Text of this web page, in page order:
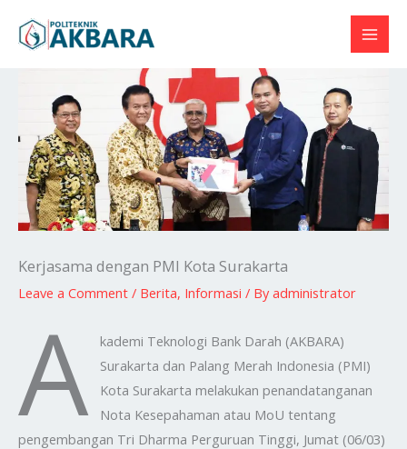
Kerjasama dengan PMI Kota Surakarta
Leave a Comment / Berita, Informasi / Byadministrator
A
kademi Teknologi Bank Darah (AKBARA)
Surakarta dan Palang Merah Indonesia (PMI)
Kota Surakarta melakukan penandatanganan
Nota Kesepahaman atau MoU tentang
pengembangan Tri Dharma Perguruan Tinggi, Jumat (06/03)